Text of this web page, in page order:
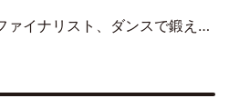
、ダンスで鍛え上げた健康的な美ボディー披露